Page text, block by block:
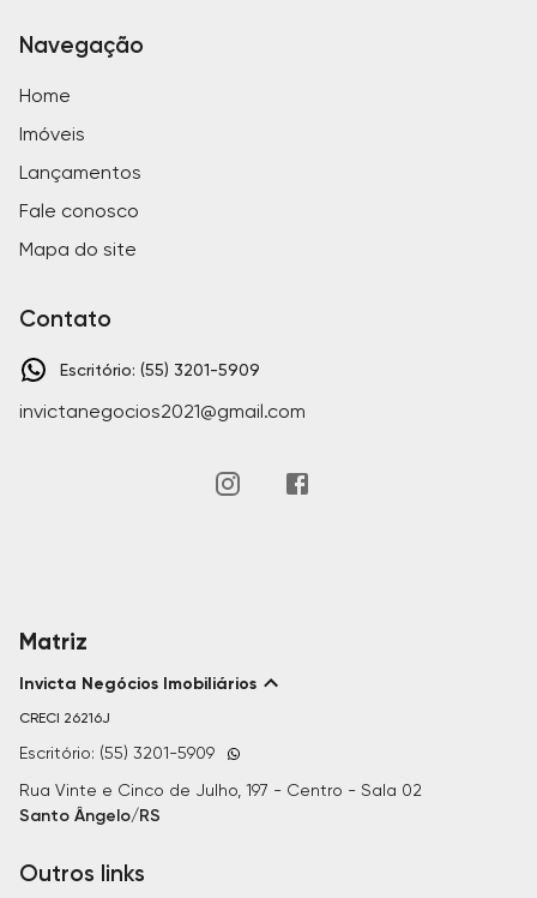
Navegação
Home
Imóveis
Lançamentos
Fale conosco
Mapa do site
Contato
Escritório: (55) 3201-5909
invictanegocios2021@gmail.com
Matriz
Invicta Negócios Imobiliários
CRECI 26216J
Escritório: (55) 3201-5909
Rua Vinte e Cinco de Julho, 197 - Centro - Sala 02
Santo Ângelo/RS
Outros links